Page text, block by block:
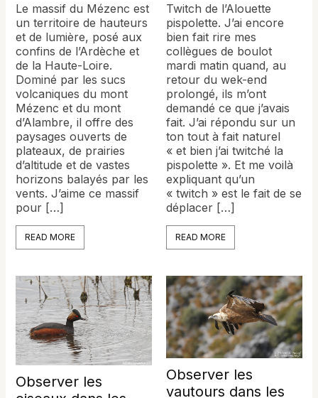
Le massif du Mézenc est
un territoire de hauteurs
et de lumière, posé aux
confins de l’Ardèche et
de la Haute-Loire.
Dominé par les sucs
volcaniques du mont
Mézenc et du mont
d’Alambre, il offre des
paysages ouverts de
plateaux, de prairies
d’altitude et de vastes
horizons balayés par les
vents. J’aime ce massif
pour […]
READ MORE
Twitch de l’Alouette
pispolette. J’ai encore
bien fait rire mes
collègues de boulot
mardi matin quand, au
retour du wek-end
prolongé, ils m’ont
demandé ce que j’avais
fait. J’ai répondu sur un
ton tout à fait naturel
« et bien j’ai twitché la
pispolette ». Et me voilà
expliquant qu’un
« twitch » est le fait de se
déplacer […]
READ MORE
Observer les
Observer les
vautours dans les